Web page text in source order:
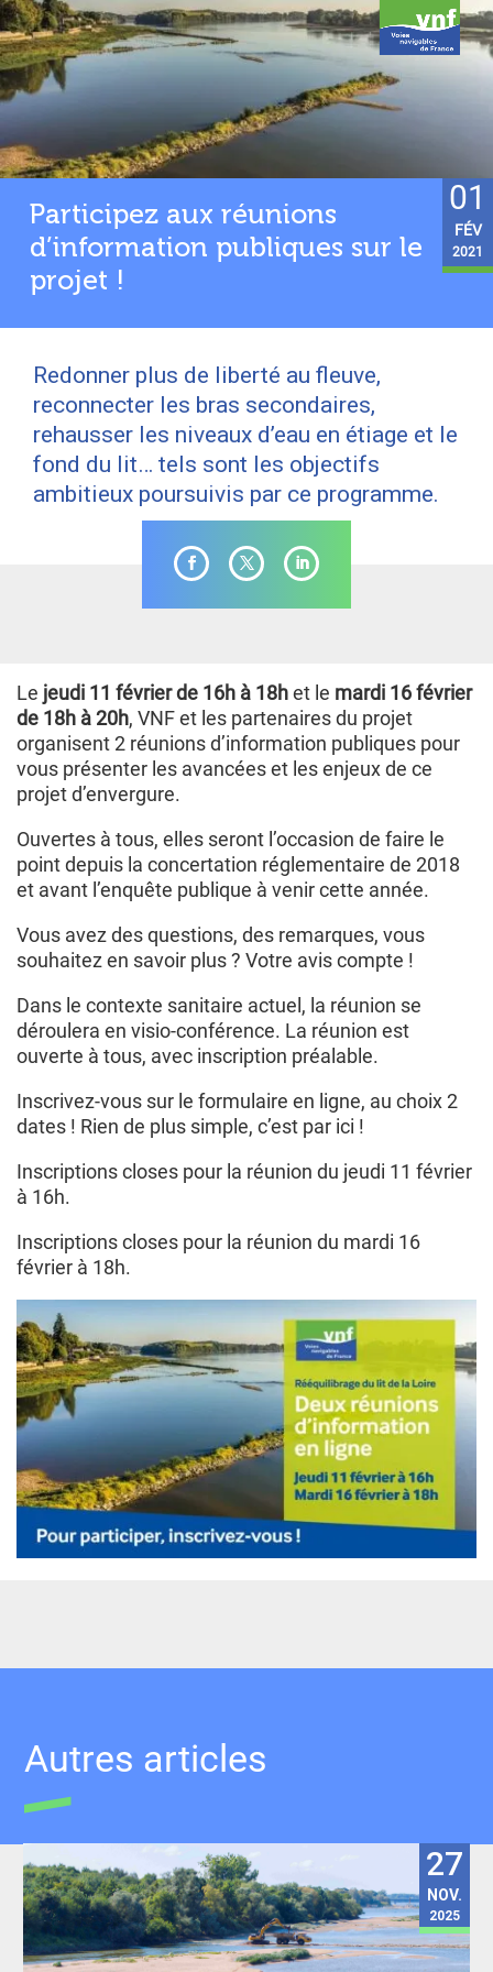
01
FÉV
2021
Participez aux réunions
d’information publiques sur le
projet !
Redonner plus de liberté au fleuve,
reconnecter les bras secondaires,
rehausser les niveaux d’eau en étiage et le
fond du lit… tels sont les objectifs
ambitieux poursuivis par ce programme.
Le jeudi 11 février de 16h à 18het le mardi 16 février
de 18h à 20h, VNF et les partenaires du projet
organisent 2 réunions d’information publiques pour
vous présenter les avancées et les enjeux de ce
projet d’envergure.
Ouvertes à tous, elles seront l’occasion de faire le
point depuis la concertation réglementaire de 2018
et avant l’enquête publique à venir cette année.
Vous avez des questions, des remarques, vous
souhaitez en savoir plus ? Votre avis compte !
Dans le contexte sanitaire actuel, la réunion se
déroulera en visio-conférence. La réunion est
ouverte à tous, avec inscription préalable.
Inscrivez-vous sur le formulaire en ligne, au choix 2
dates ! Rien de plus simple, c’est par ici !
Inscriptions closes pour la réunion du jeudi 11 février
à 16h.
Inscriptions closes pour la réunion du mardi 16
février à 18h.
Autres articles
27
NOV.
2025